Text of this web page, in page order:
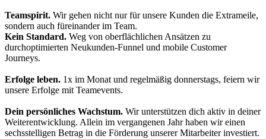
Teamspirit. Wir gehen nicht nur für unsere Kunden die Extrameile,
sondern auch füreinander im Team.
Kein Standard. Weg von oberflächlichen Ansätzen zu
durchoptimierten Neukunden-Funnel und mobile Customer
Journeys.
Erfolge leben. 1x im Monat und regelmäßig donnerstags, feiern wir
unsere Erfolge mit Teamevents.
Dein persönliches Wachstum. Wir unterstützen dich aktiv in deiner
Weiterentwicklung. Allein im vergangenen Jahr haben wir einen
sechsstelligen Betrag in die Förderung unserer Mitarbeiter investiert.